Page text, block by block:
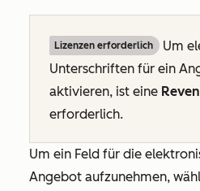
Lizenzen erforderlich
Um
Unterschriften für ein
aktivieren, ist eine
erforderlich.
Um ein Feld für die
Angebot aufzunehmen,